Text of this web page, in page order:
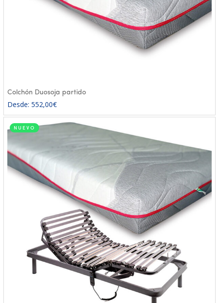
Colchón Duosoja partido
Desde: 552,00€
NUEVO